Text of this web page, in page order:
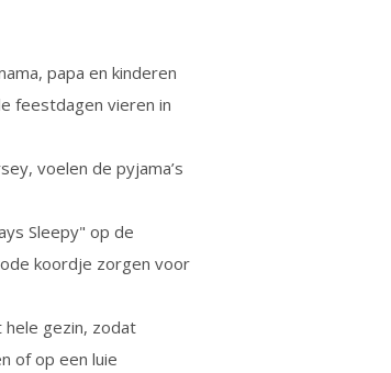
papa en kinderen
feestdagen vieren in
voelen de pyjama’s
Sleepy" op de
koordje zorgen voor
gezin, zodat
of op een luie